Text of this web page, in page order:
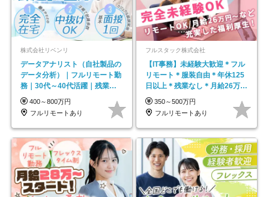
株式会社リベンリ
データアナリスト（自社製品の
データ分析）｜フルリモート勤
務｜30代～40代活躍｜残業少
なめ｜子育て社員多数活躍
400～800万円
フルリモートあり
フルスタック株式会社
【IT事務】未経験大歓迎＊フル
リモート＊服装自由＊年休125
日以上＊残業なし＊月給26万円
以上
350～500万円
フルリモートあり